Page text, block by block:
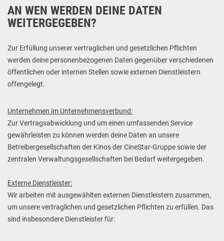
AN WEN WERDEN DEINE DATEN
WEITERGEGEBEN?
Zur Erfüllung unserer vertraglichen und gesetzlichen Pflichten
werden deine personenbezogenen Daten gegenüber verschiedenen
öffentlichen oder internen Stellen sowie externen Dienstleistern
offengelegt.
Unternehmen im Unternehmensverbund:
Zur Vertragsabwicklung und um einen umfassenden Service
gewährleisten zu können werden deine Daten an unsere
Betreibergesellschaften der Kinos der CineStar-Gruppe sowie der
zentralen Verwaltungsgesellschaften bei Bedarf weitergegeben.
Externe Dienstleister:
Wir arbeiten mit ausgewählten externen Dienstleistern zusammen,
um unsere vertraglichen und gesetzlichen Pflichten zu erfüllen. Das
sind insbesondere Dienstleister für: